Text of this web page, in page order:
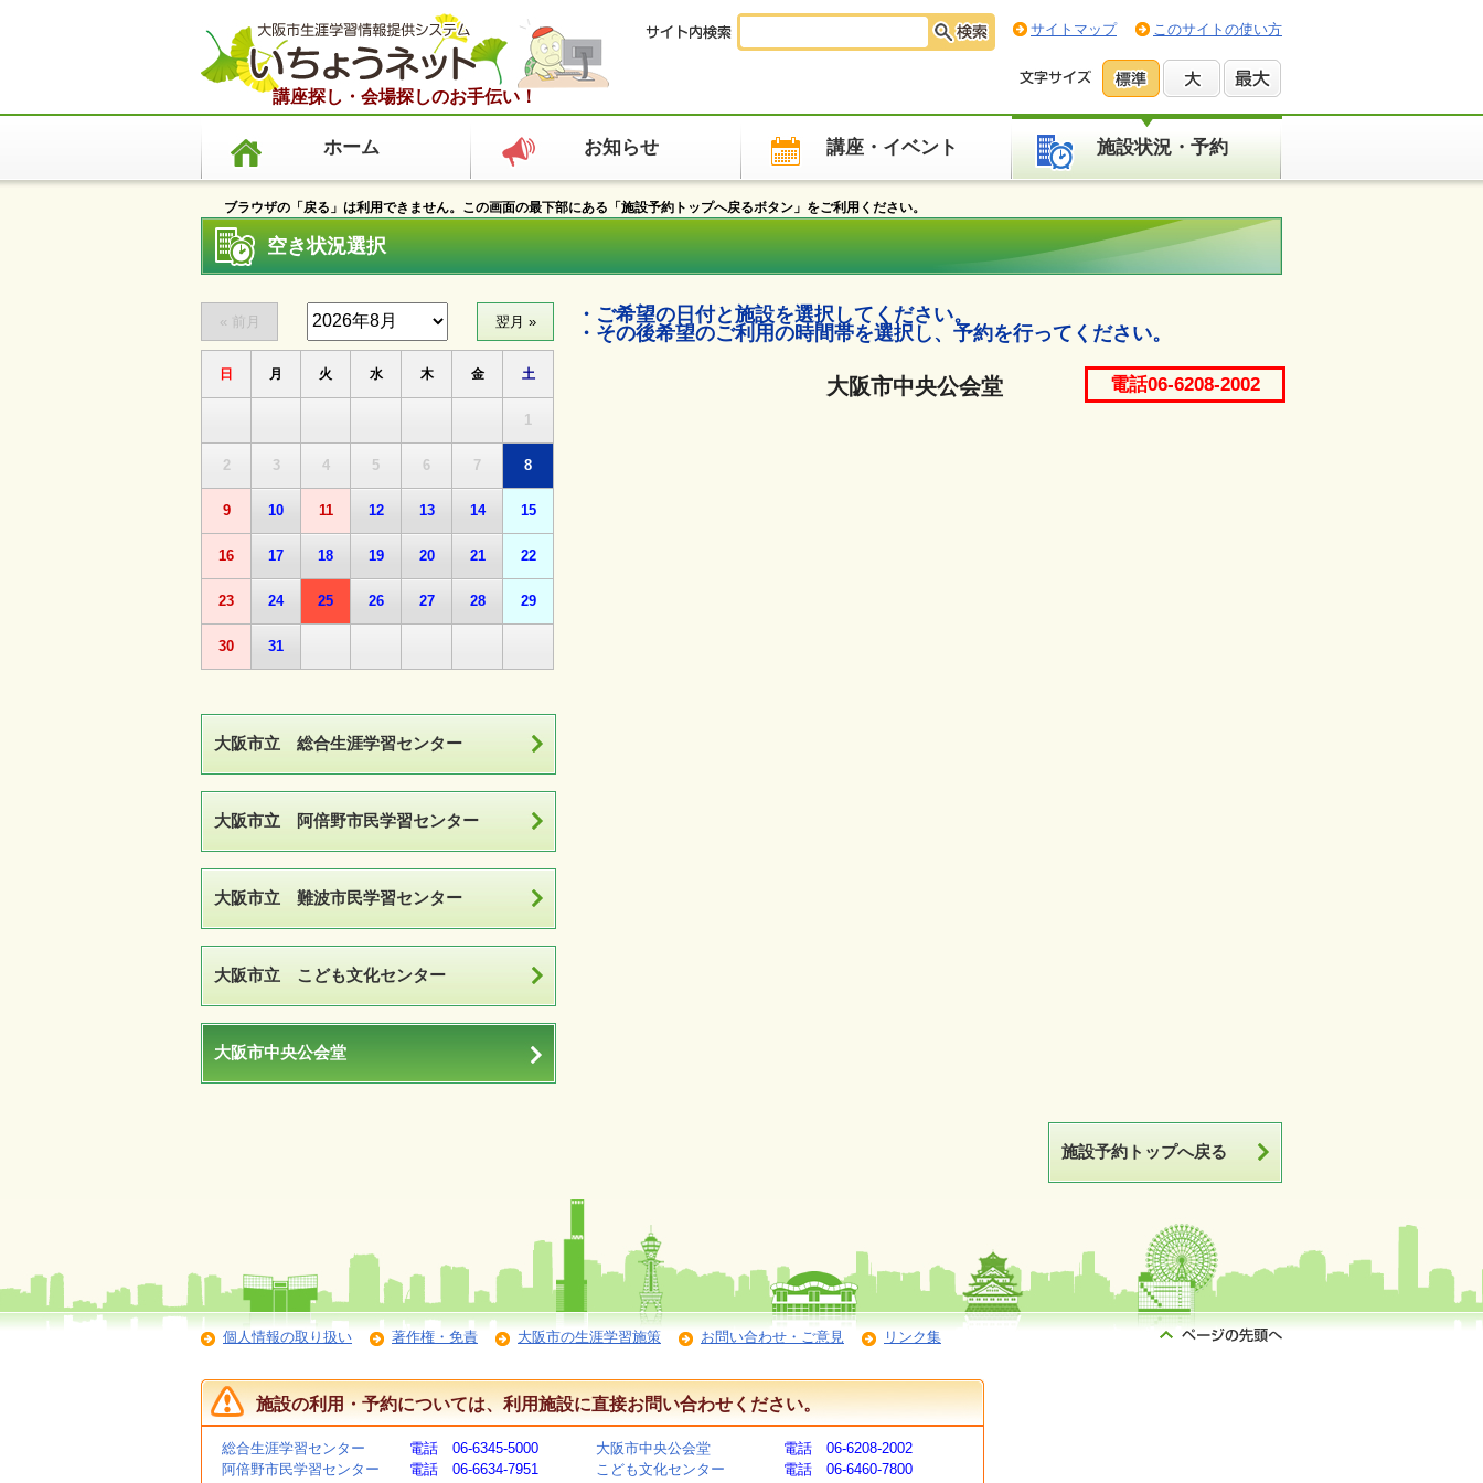
講座探し・会場探しのお手伝い！
サイトマップ このサイトの使い方
ホーム お知らせ 講座・イベント 施設状況・予約
ブラウザの「戻る」は利用できません。この画面の最下部にある「施設予約トップへ戻るボタン」をご利用ください。
空き状況選択
日 月 火 水 木 金 土
1
2 3 4 5 6 7 8
9 10 11 12 13 14 15
16 17 18 19 20 21 22
23 24 25 26 27 28 29
30 31
大阪市立 総合生涯学習センター
大阪市立 阿倍野市民学習センター
大阪市立 難波市民学習センター
大阪市立 こども文化センター
大阪市中央公会堂
・ご希望の日付と施設を選択してください。
・その後希望のご利用の時間帯を選択し、予約を行ってください。
大阪市中央公会堂 電話06-6208-2002
施設予約トップへ戻る
個人情報の取り扱い 著作権・免責 大阪市の生涯学習施策 お問い合わせ・ご意見 リンク集
施設の利用・予約については、利用施設に直接お問い合わせください。
総合生涯学習センター 電話 06-6345-5000 大阪市中央公会堂
電話 06-6208-2002
阿倍野市民学習センター
電話 06-6634-7951 こども文化センター
電話 06-6460-7800